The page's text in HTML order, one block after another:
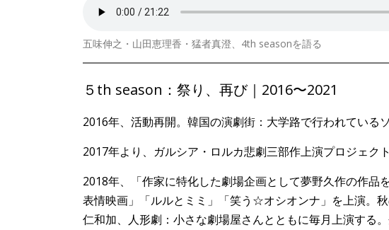
五味伸之・山田恵理香・猛者真澄、4th seasonを語る
５th season：祭り、再び｜2016〜2021
2016年、活動再開。韓国の演劇街：大学路で行われている
2017年より、ガルシア・ロルカ悲劇三部作上演プロジェク
2018年、「作家に特化した劇場企画として夢野久作の作
表情映画」「ルルとミミ」「笑う☆オシオンナ」を上演。
仁和加、人形劇：小さな劇場屋さんとともに毎月上演する